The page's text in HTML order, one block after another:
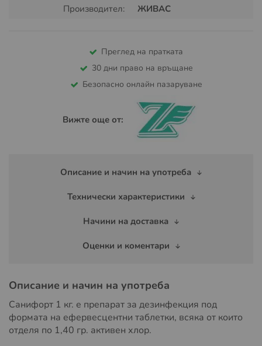
Производител:
ЖИВАС
Преглед на пратката
30 дни право на връщане
Безопасно онлайн пазаруване
Вижте още от:
Описание и начин на употреба
Технически характеристики
Начини на доставка
Оценки и коментари
Описание и начин на употреба
Санифорт 1 кг. е препарат за дезинфекция под
формата на ефервесцентни таблетки, всяка от които
отделя по 1,40 гр. активен хлор.